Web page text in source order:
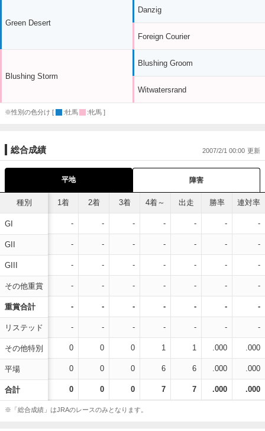
Green Desert
Blushing Storm
Danzig
Foreign Courier
Blushing Groom
Witwatersrand
※性別の色分け [ :牡馬 :牝馬 ]
総合成績 2007/2/1 00:00
平地 障害
種別
GI
GII
GIII
その他重賞
重賞合計
リステッド
その他特別
平場
合計
1着 2着 3着 4着～ 出走 勝率 連対率
- - - - - - -
- - - - - - -
- - - - - - -
- - - - - - -
- - - - - - -
- - - - - - -
0 0 0 1 1 .000 .000
0 0 0 6 6 .000 .000
0 0 0 7 7 .000 .000
※「総合成績」はJRAのレースのみとなります。